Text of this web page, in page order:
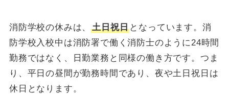
消防学校の休みは、土日祝日 となっています。消
防学校入校中は消防署で働く消防士のように24時間
勤務ではなく、日勤業務と同様の働き方です。つま
り、平日の昼間が勤務時間であり、夜や土日祝日は
休日となります。